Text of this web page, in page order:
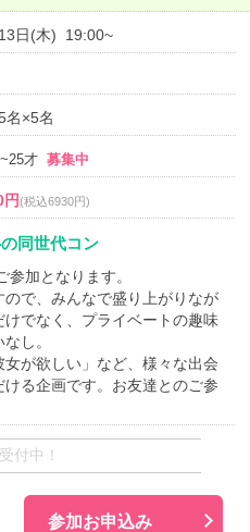
日(木) 19:00~
名×5名
才募集中
円(税込6930円)
同世代コン
加となります。
で、みんなで盛り上がりなが
でなく、プライベートの趣味
し。
女が欲しい」など、様々な出会
る企画です。お友達とのご参
付中！
参加お申込み